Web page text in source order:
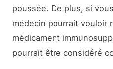
poussée. De plus, si
médecin pourrait vouloir
médicament
pourrait être considéré